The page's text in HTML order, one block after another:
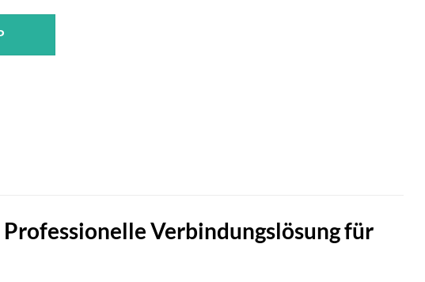
Verbindungslösung für